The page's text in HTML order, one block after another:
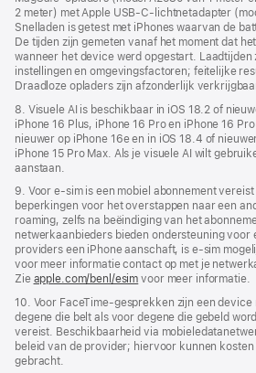
2 meter) met Apple USB‑C-lichtnet­adapter
Snelladen is getest met iPhones waarvan de
De tijden zijn gemeten vanaf het moment dat
wanneer het device werd opgestart. Laadtijden
instellingen en omgevings­factoren; feitelijke
Draadloze opladers zijn afzonderlijk
8. Visuele AI is beschikbaar in iOS 18.2 of
iPhone 16 Plus, iPhone 16 Pro en iPhone 16
nieuwer op iPhone 16e en in iOS 18.4 of
iPhone 15 Pro Max. Als je visuele AI wilt
aanstaan.
9. Voor e‑sim is een mobiel abonnement
beperkingen voor het overstappen naar een
roaming, zelfs na beëindiging van het
netwerkaanbieders bieden ondersteuning voor
providers een iPhone aanschaft, is e-sim
voor meer informatie contact op met je
Zie apple.com/benl/esim voor meer informatie.
10. Voor FaceTime-gesprekken zijn een device
degene die belt als voor degene die gebeld
vereist. Beschikbaarheid via
beleid van de provider; hiervoor kunnen
gebracht.